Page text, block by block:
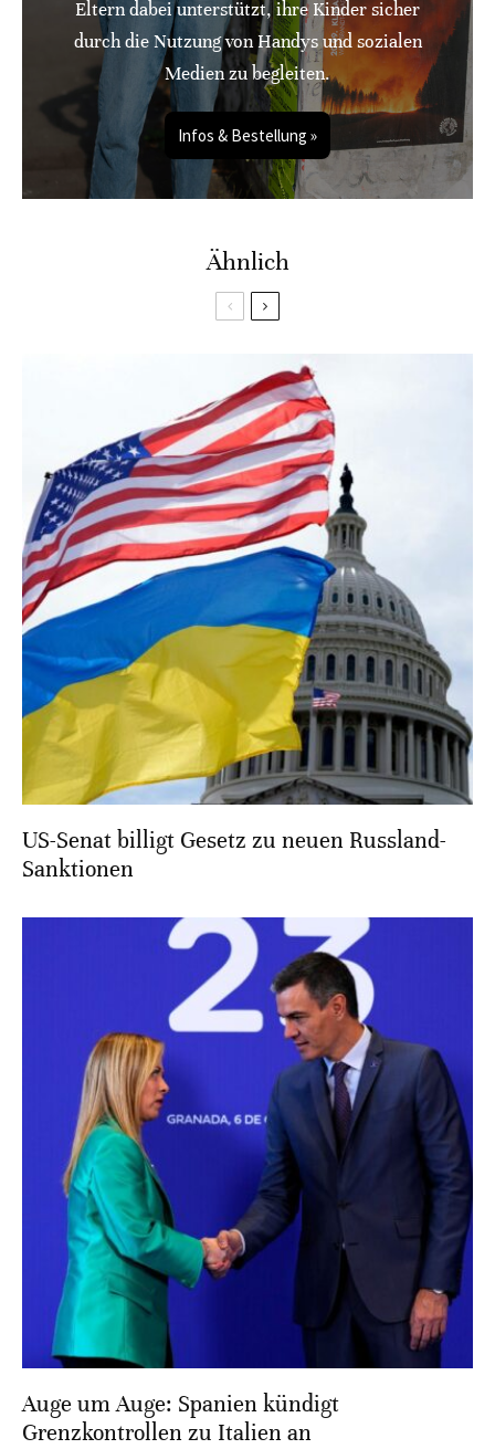
Eltern dabei unterstützt, ihre Kinder sicher
durch die Nutzung von Handys und sozialen
Medien zu begleiten.
Infos & Bestellung »
Ähnlich
US-Senat billigt Gesetz zu neuen Russland-
Sanktionen
Auge um Auge: Spanien kündigt
Grenzkontrollen zu Italien an